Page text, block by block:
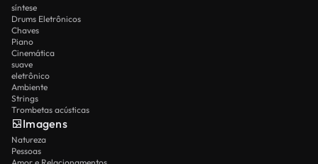
síntese
Drums Eletrônicos
Chaves
Piano
Cinemática
suave
eletrônico
Ambiente
Strings
Trombetas acústicas
Imagens
Natureza
Pessoas